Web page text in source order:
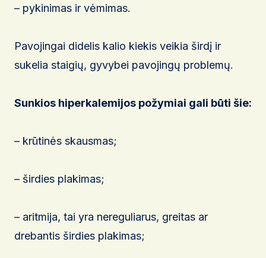
– pykinimas ir vėmimas.
Pavojingai didelis kalio kiekis veikia širdį ir
sukelia staigių, gyvybei pavojingų problemų.
Sunkios hiperkalemijos požymiai gali būti šie:
– krūtinės skausmas;
– širdies plakimas;
– aritmija, tai yra nereguliarus, greitas ar
drebantis širdies plakimas;